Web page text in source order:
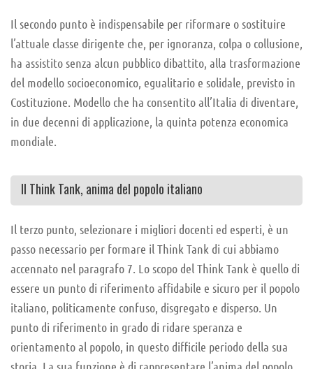
Il secondo punto è indispensabile per riformare o sostituire
l’attuale classe dirigente che, per ignoranza, colpa o collusione,
ha assistito senza alcun pubblico dibattito, alla trasformazione
del modello socioeconomico, egualitario e solidale, previsto in
Costituzione. Modello che ha consentito all’Italia di diventare,
in due decenni di applicazione, la quinta potenza economica
mondiale.
Il Think Tank, anima del popolo italiano
Il terzo punto, selezionare i migliori docenti ed esperti, è un
passo necessario per formare il Think Tank di cui abbiamo
accennato nel paragrafo 7. Lo scopo del Think Tank è quello di
essere un punto di riferimento affidabile e sicuro per il popolo
italiano, politicamente confuso, disgregato e disperso. Un
punto di riferimento in grado di ridare speranza e
orientamento al popolo, in questo difficile periodo della sua